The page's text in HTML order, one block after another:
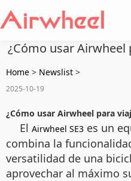
¿Cómo usar Airwheel
Home > Newslist >
2025-10-19
¿Cómo usar Airwheel para
El Airwheel SE3 es un
combina la
versatilidad de una
aprovechar al máximo